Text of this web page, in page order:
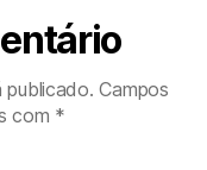
publicado. Campos
com *